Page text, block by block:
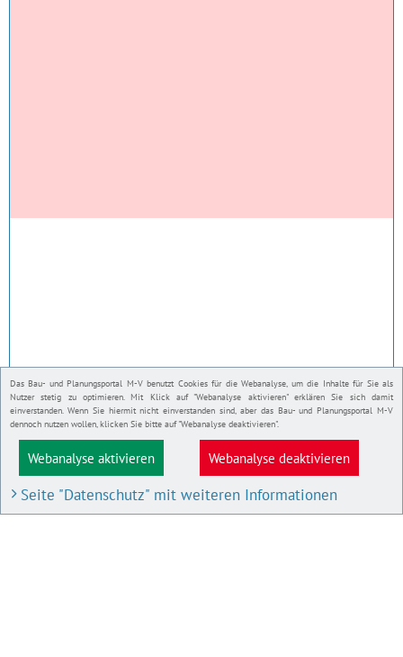
Das Bau- und Planungsportal M-V benutzt Cookies für die Webanalyse, um die Inhalte für Sie als
Nutzer stetig zu optimieren. Mit Klick auf "Webanalyse aktivieren" erklären Sie sich damit
einverstanden. Wenn Sie hiermit nicht einverstanden sind, aber das Bau- und Planungsportal M-V
dennoch nutzen wollen, klicken Sie bitte auf "Webanalyse deaktivieren".
Webanalyse aktivieren Webanalyse deaktivieren
Seite "Datenschutz" mit weiteren Informationen